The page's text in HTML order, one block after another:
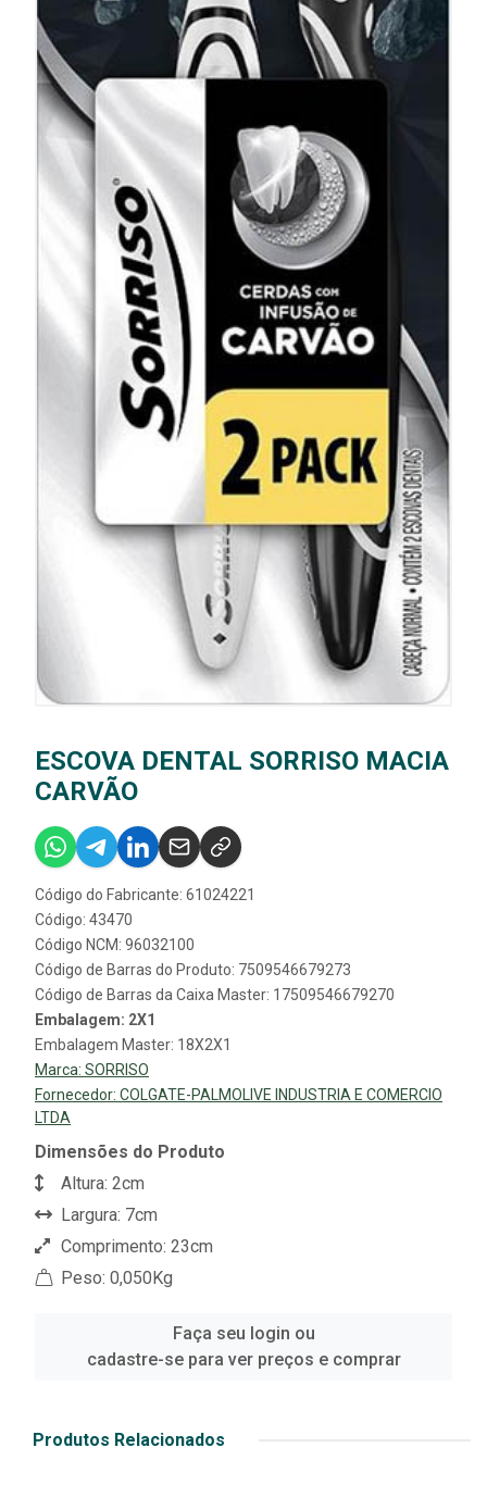
ESCOVA DENTAL SORRISO MACIA
CARVÃO
Código do Fabricante: 61024221
Código: 43470
Código NCM: 96032100
Código de Barras do Produto: 7509546679273
Código de Barras da Caixa Master: 17509546679270
Embalagem: 2X1
Embalagem Master: 18X2X1
Marca: SORRISO
Fornecedor: COLGATE-PALMOLIVE INDUSTRIA E COMERCIO
LTDA
Dimensões do Produto
Altura: 2cm
Largura: 7cm
Comprimento: 23cm
Peso: 0,050Kg
Faça seu login ou
cadastre-se para ver preços e comprar
Produtos Relacionados